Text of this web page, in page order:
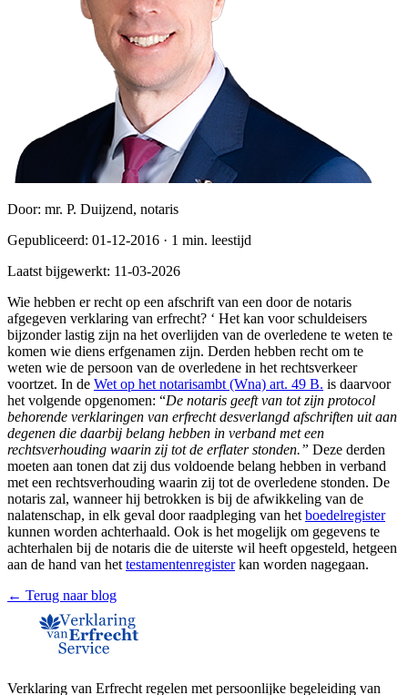
Door: mr. P. Duijzend, notaris
Gepubliceerd: 01-12-2016 · 1 min. leestijd
Laatst bijgewerkt: 11-03-2026
Wie hebben er recht op een afschrift van een door de notaris
afgegeven verklaring van erfrecht? ‘ Het kan voor schuldeisers
bijzonder lastig zijn na het overlijden van de overledene te weten te
komen wie diens erfgenamen zijn. Derden hebben recht om te
weten wie de persoon van de overledene in het rechtsverkeer
voortzet. In de Wet op het notarisambt (Wna) art. 49 B. is daarvoor
het volgende opgenomen: “De notaris geeft van tot zijn protocol
behorende verklaringen van erfrecht desverlangd afschriften uit aan
degenen die daarbij belang hebben in verband met een
rechtsverhouding waarin zij tot de erflater stonden.” Deze derden
moeten aan tonen dat zij dus voldoende belang hebben in verband
met een rechtsverhouding waarin zij tot de overledene stonden. De
notaris zal, wanneer hij betrokken is bij de afwikkeling van de
nalatenschap, in elk geval door raadpleging van het boedelregister
kunnen worden achterhaald. Ook is het mogelijk om gegevens te
achterhalen bij de notaris die de uiterste wil heeft opgesteld, hetgeen
aan de hand van het testamentenregisterkan worden nagegaan.
← Terug naar blog
Verklaring van Erfrecht regelen met persoonlijke begeleiding van